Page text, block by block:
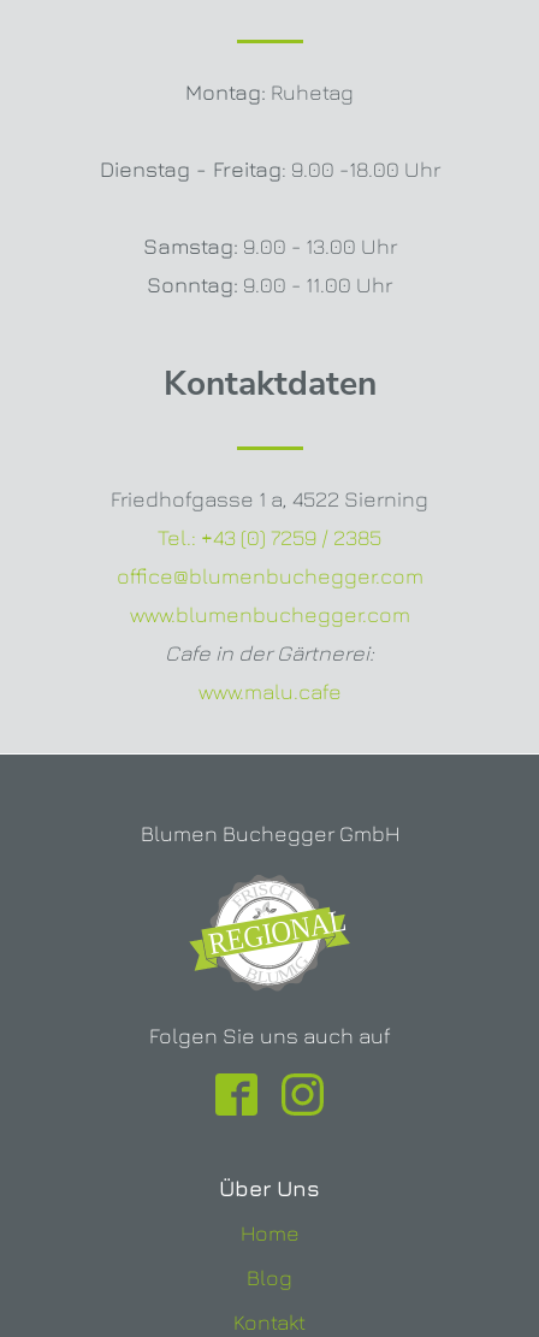
Montag: Ruhetag
Dienstag - Freitag: 9.00 -18.00 Uhr
Samstag: 9.00 - 13.00 Uhr
Sonntag: 9.00 - 11.00 Uhr
Kontaktdaten
Friedhofgasse 1 a, 4522 Sierning
Tel.: +43 (0) 7259 / 2385
office@blumenbuchegger.com
www.blumenbuchegger.com
Cafe in der Gärtnerei:
www.malu.cafe
Blumen Buchegger GmbH
Folgen Sie uns auch auf
Über Uns
Home
Blog
Kontakt